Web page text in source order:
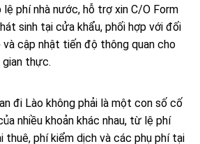
phí nhà nước, hỗ trợ xin C/O Form
sinh tại cửa khẩu, phối hợp với đối
và cập nhật tiến độ thông quan cho
gian thực.
đi Lào không phải là một con số cố
nhiều khoản khác nhau, từ lệ phí
thuê, phí kiểm dịch và các phụ phí tại